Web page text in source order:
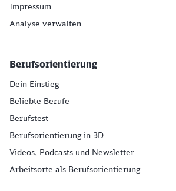
Impressum
Analyse verwalten
Berufsorientierung
Dein Einstieg
Beliebte Berufe
Berufstest
Berufsorientierung in 3D
Videos, Podcasts und Newsletter
Arbeitsorte als Berufsorientierung